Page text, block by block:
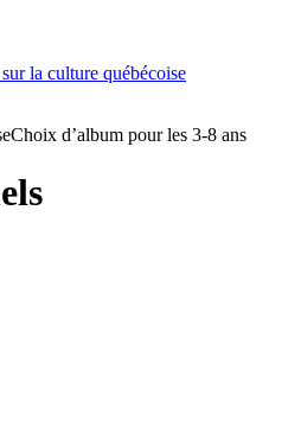
la culture québécoise
Choix d’album pour les 3-8 ans